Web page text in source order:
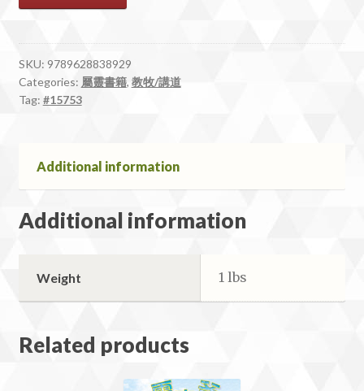
與
蜥
蜴：
市
的
quantity
SKU: 9789628838929
Categories: 屬靈書籍, 教牧/講道
Tag: #15753
Additional information
Additional information
Weight 1 lbs
Related products